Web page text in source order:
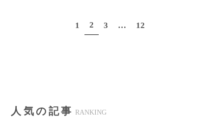
1 2 3 … 12
人気の記事 RANKING